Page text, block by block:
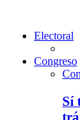
Electoral
Congreso
Sí